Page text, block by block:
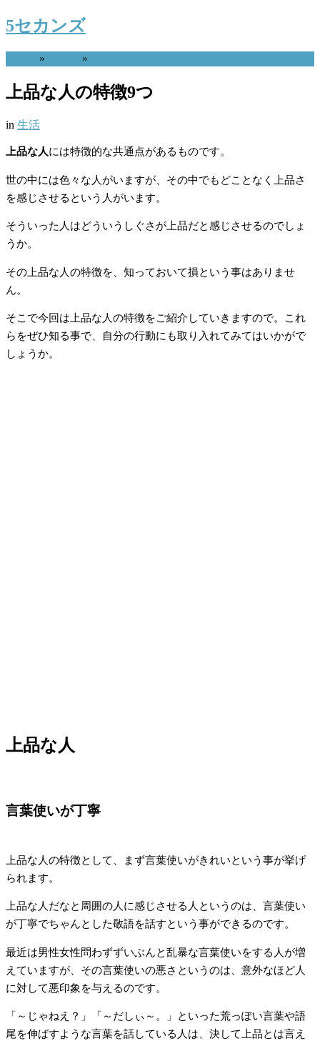
5セカンズ
» »
上品な人の特徴9つ
in 生活
上品な人には特徴的な共通点があるものです。
世の中には色々な人がいますが、その中でもどことなく上品さ
を感じさせるという人がいます。
そういった人はどういうしぐさが上品だと感じさせるのでしょ
うか。
その上品な人の特徴を、知っておいて損という事はありませ
ん。
そこで今回は上品な人の特徴をご紹介していきますので。これ
らをぜひ知る事で、自分の行動にも取り入れてみてはいかがで
しょうか。
上品な人
言葉使いが丁寧
上品な人の特徴として、まず言葉使いがきれいという事が挙げ
られます。
上品な人だなと周囲の人に感じさせる人というのは、言葉使い
が丁寧でちゃんとした敬語を話すという事ができるのです。
最近は男性女性問わずずいぶんと乱暴な言葉使いをする人が増
えていますが、その言葉使いの悪さというのは、意外なほど人
に対して悪印象を与えるのです。
「～じゃねえ？」「～だしぃ～。」といった荒っぽい言葉や語
尾を伸ばすような言葉を話している人は、決して上品とは言え